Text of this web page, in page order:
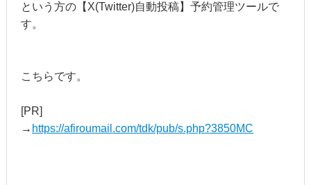
という方の【X(Twitter)自動投稿】予約管理ツールで
す。
こちらです。
[PR]
→ https://afiroumail.com/tdk/pub/s.php?3850MC